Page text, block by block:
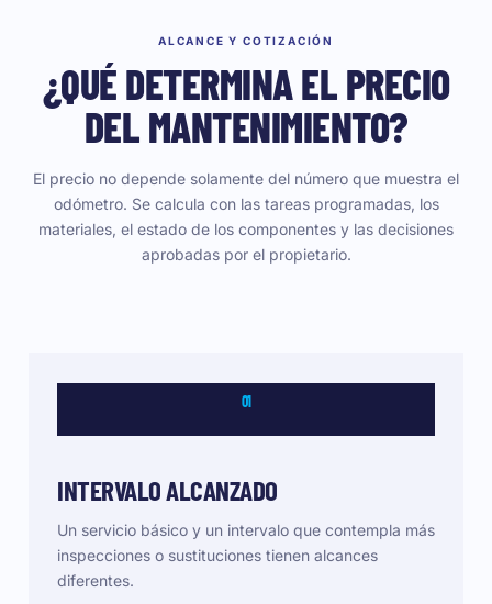
ALCANCE Y COTIZACIÓN
¿QUÉ DETERMINA EL PRECIO
DEL MANTENIMIENTO?
El precio no depende solamente del número que muestra el
odómetro. Se calcula con las tareas programadas, los
materiales, el estado de los componentes y las decisiones
aprobadas por el propietario.
01
INTERVALO ALCANZADO
Un servicio básico y un intervalo que contempla más
inspecciones o sustituciones tienen alcances
diferentes.